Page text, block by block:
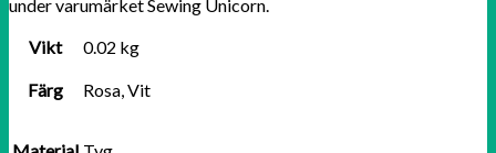
under varumärket Sewing Unicorn.
Vikt
0.02 kg
Färg Rosa, Vit